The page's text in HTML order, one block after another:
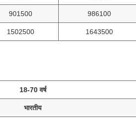
901500 986100
1502500 1643500
18-70 वर्ष
भारतीय